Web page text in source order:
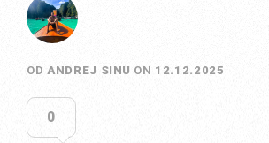
OD ANDREJ SINU ON 12.12.2025
0